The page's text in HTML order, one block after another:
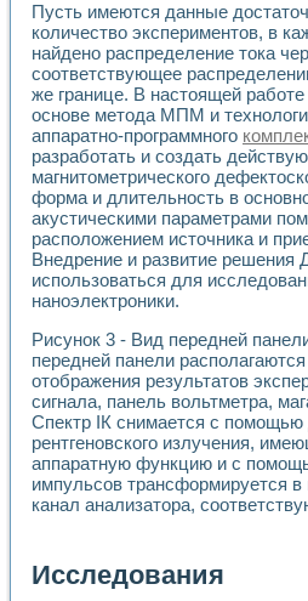
Пусть имеются данные
количество экспериментов, в
найдено распределение тока
соответствующее
же границе. В настоящей
основе метода МПМ и
аппаратно-программного
разработать и создать
магнитометрического
форма и длительность в
акустическими параметрами
расположением источника и
Внедрение и развитие решения
использоваться для
наноэлектроники.
Рисунок 3 - Вид передней
передней панели
отображения результатов
сигнала, панель вольтметра,
Спектр IК снимается с помощью
рентгеновского излучения,
аппаратную функцию и с
импульсов трансформируется в
канал анализатора,
Исследования